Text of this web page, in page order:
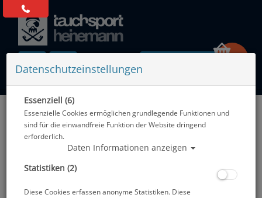
Alle Artikel zeigen aus: Bojen - Hebesäcke - Reels - Spools
Datenschutzeinstellungen
Essenziell (6)
Essenzielle Cookies ermöglichen grundlegende Funktionen und
sind für die einwandfreie Funktion der Website dringend
erforderlich.
Daten Informationen anzeigen
Statistiken (2)
Diese Cookies erfassen anonyme Statistiken. Diese